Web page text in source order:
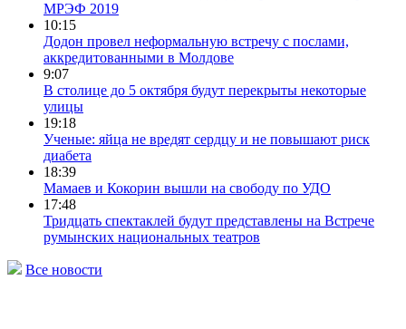
МРЭФ 2019
10:15
Додон провел неформальную встречу с послами,
аккредитованными в Молдове
9:07
В столице до 5 октября будут перекрыты некоторые
улицы
19:18
Ученые: яйца не вредят сердцу и не повышают риск
диабета
18:39
Мамаев и Кокорин вышли на свободу по УДО
17:48
Тридцать спектаклей будут представлены на Встрече
румынских национальных театров
Все новости